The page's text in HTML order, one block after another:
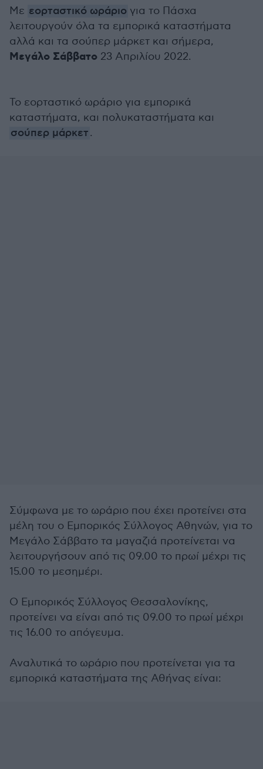
Με εορταστικό ωράριο για το Πάσχα
λειτουργούν όλα τα εμπορικά καταστήματα
αλλά και τα σούπερ μάρκετ και σήμερα,
Μεγάλο Σάββατο 23 Απριλίου 2022.
Το εορταστικό ωράριο για εμπορικά
καταστήματα, και πολυκαταστήματα και
σούπερ μάρκετ.
Σύμφωνα με το ωράριο που έχει προτείνει στα
μέλη του ο Εμπορικός Σύλλογος Αθηνών, για το
Μεγάλο Σάββατο τα μαγαζιά προτείνεται να
λειτουργήσουν από τις 09.00 το πρωί μέχρι τις
15.00 το μεσημέρι.
Ο Εμπορικός Σύλλογος Θεσσαλονίκης,
προτείνει να είναι από τις 09.00 το πρωί μέχρι
τις 16.00 το απόγευμα.
Αναλυτικά το ωράριο που προτείνεται για τα
εμπορικά καταστήματα της Αθήνας είναι: